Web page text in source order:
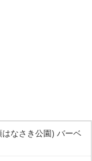
なさき公園) バーベ